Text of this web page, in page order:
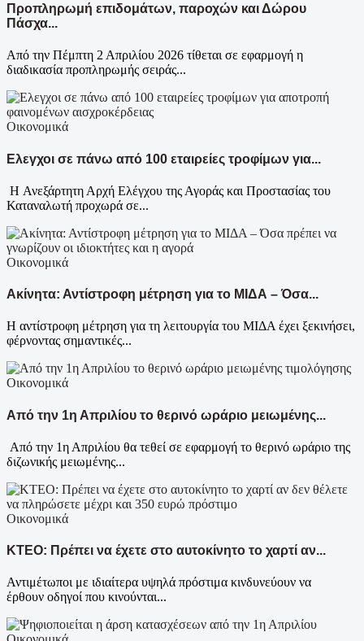
Προπληρωμή επιδομάτων, παροχών και Δώρου
Πάσχα...
Από την Πέμπτη 2 Απριλίου 2026 τίθεται σε εφαρμογή η
διαδικασία προπληρωμής σειράς...
Οικονομικά
Ελεγχοι σε πάνω από 100 εταιρείες τροφίμων για...
Η Ανεξάρτητη Αρχή Ελέγχου της Αγοράς και Προστασίας του
Καταναλωτή προχωρά σε...
Οικονομικά
Ακίνητα: Αντίστροφη μέτρηση για το ΜΙΔΑ – Όσα...
Η αντίστροφη μέτρηση για τη λειτουργία του ΜΙΔΑ έχει ξεκινήσει,
φέρνοντας σημαντικές...
Οικονομικά
Από την 1η Απριλίου το θερινό ωράριο μειωμένης...
Από την 1η Απριλίου θα τεθεί σε εφαρμογή το θερινό ωράριο της
διζωνικής μειωμένης...
Οικονομικά
KTEO: Πρέπει να έχετε στο αυτοκίνητο το χαρτί αν...
Αντιμέτωποι με ιδιαίτερα υψηλά πρόστιμα κινδυνεύουν να
έρθουν οδηγοί που κινούνται...